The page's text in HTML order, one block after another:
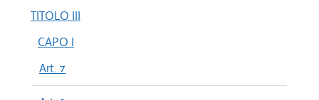
TITOLO III
CAPO I
Art. 7